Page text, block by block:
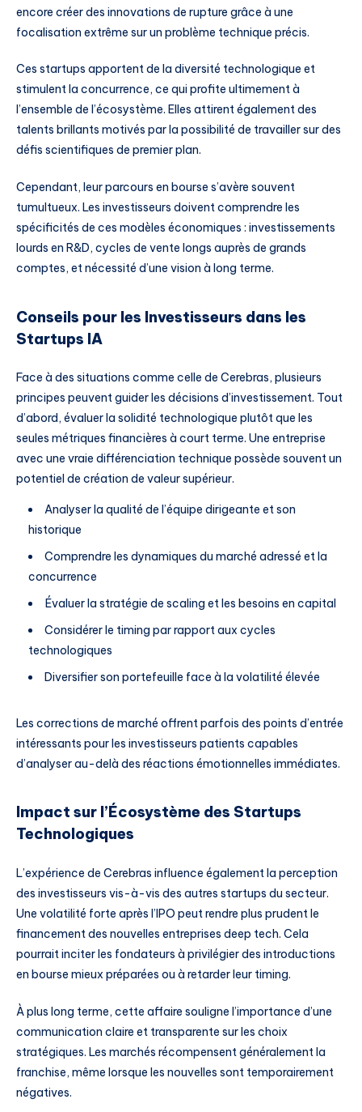
encore créer des innovations de rupture grâce à une
focalisation extrême sur un problème technique précis.
Ces startups apportent de la diversité technologique et
stimulent la concurrence, ce qui profite ultimement à
l’ensemble de l’écosystème. Elles attirent également des
talents brillants motivés par la possibilité de travailler sur des
défis scientifiques de premier plan.
Cependant, leur parcours en bourse s’avère souvent
tumultueux. Les investisseurs doivent comprendre les
spécificités de ces modèles économiques : investissements
lourds en R&D, cycles de vente longs auprès de grands
comptes, et nécessité d’une vision à long terme.
Conseils pour les Investisseurs dans les
Startups IA
Face à des situations comme celle de Cerebras, plusieurs
principes peuvent guider les décisions d’investissement. Tout
d’abord, évaluer la solidité technologique plutôt que les
seules métriques financières à court terme. Une entreprise
avec une vraie différenciation technique possède souvent un
potentiel de création de valeur supérieur.
Analyser la qualité de l’équipe dirigeante et son
historique
Comprendre les dynamiques du marché adressé et la
concurrence
Évaluer la stratégie de scaling et les besoins en capital
Considérer le timing par rapport aux cycles
technologiques
Diversifier son portefeuille face à la volatilité élevée
Les corrections de marché offrent parfois des points d’entrée
intéressants pour les investisseurs patients capables
d’analyser au-delà des réactions émotionnelles immédiates.
Impact sur l’Écosystème des Startups
Technologiques
L’expérience de Cerebras influence également la perception
des investisseurs vis-à-vis des autres startups du secteur.
Une volatilité forte après l’IPO peut rendre plus prudent le
financement des nouvelles entreprises deep tech. Cela
pourrait inciter les fondateurs à privilégier des introductions
en bourse mieux préparées ou à retarder leur timing.
À plus long terme, cette affaire souligne l’importance d’une
communication claire et transparente sur les choix
stratégiques. Les marchés récompensent généralement la
franchise, même lorsque les nouvelles sont temporairement
négatives.